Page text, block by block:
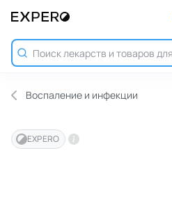
Воспаление и инфекции
EXPERO